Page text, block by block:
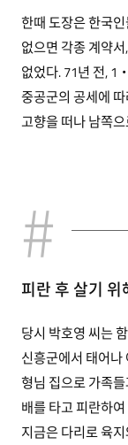
한때 도장은 한국
없으면 각종 계약
없었다. 71년 전,
중공군의 공세에
고향을 떠나 남쪽
피란 후 살기 위
당시 박호영 씨는
신흥군에서 태어
형님 집으로 가족
배를 타고 피란하
지금은 다리로 육